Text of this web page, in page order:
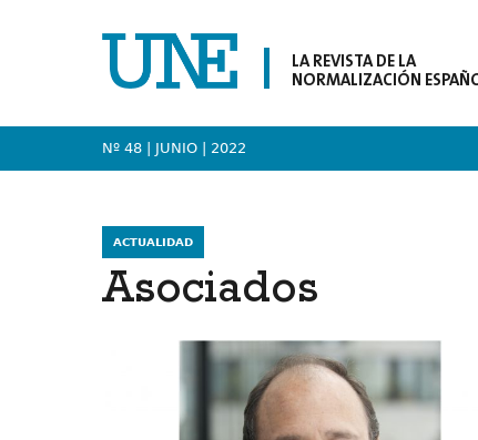
LA REVISTA DE LA
NORMALIZACIÓN
Nº 48 | JUNIO | 2022
ACTUALIDAD
Asociados